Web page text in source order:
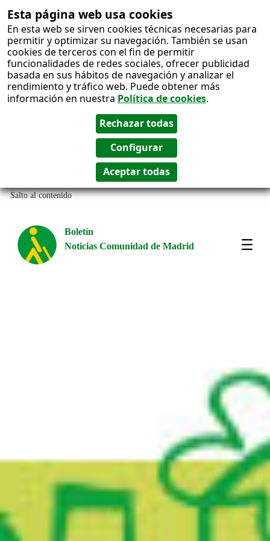
Esta página web usa cookies
En esta web se sirven cookies técnicas necesarias para
permitir y optimizar su navegación. También se usan
cookies de terceros con el fin de permitir
funcionalidades de redes sociales, ofrecer publicidad
basada en sus hábitos de navegación y analizar el
rendimiento y tráfico web. Puede obtener más
información en nuestra Política de cookies.
Salto al contenido
Boletín
Noticias Comunidad de Madrid